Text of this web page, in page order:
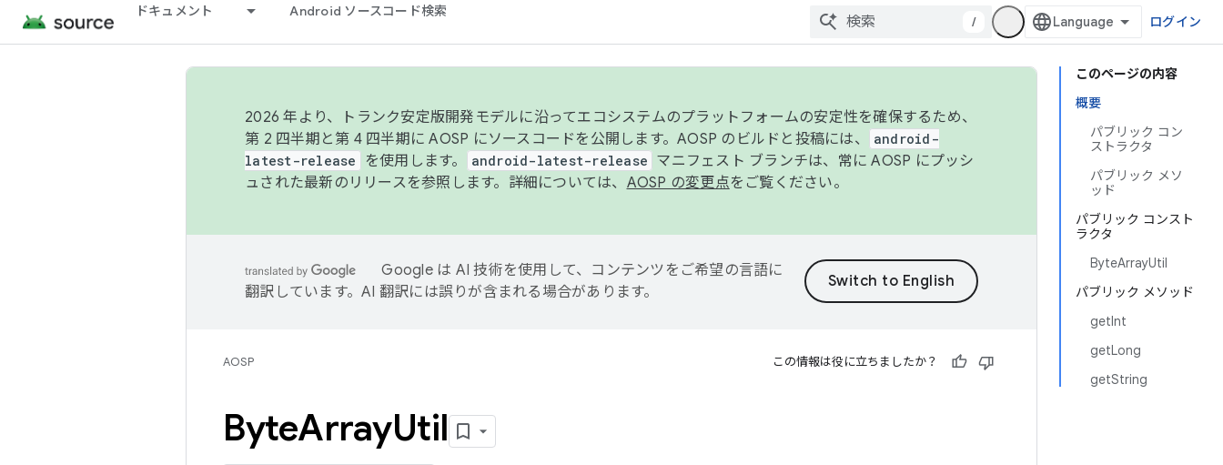
ドキュメント Android ソースコード検索
/ ログイン
このページの内容
概要
パブリック コン
ストラクタ
パブリック メソ
ッド
パブリック コンスト
ラクタ
ByteArrayUtil
パブリック メソッド
getInt
getLong
getString
2026 年より、トランク安定版開発モデルに沿ってエコシステムのプラットフォームの安定性を確保するため、
第 2 四半期と第 4 四半期に AOSP にソースコードを公開します。AOSP のビルドと投稿には、
android-
latest-release
を使用します。 android-latest-release マニフェスト ブランチは、常に AOSP にプッシ
ュされた最新のリリースを参照します。詳細については、 AOSP の変更点をご覧ください。
Google は AI 技術を使用して、コンテンツをご希望の言語に
翻訳しています。AI 翻訳には誤りが含まれる場合があります。
AOSP この情報は役に立ちましたか？
ByteArrayUtil